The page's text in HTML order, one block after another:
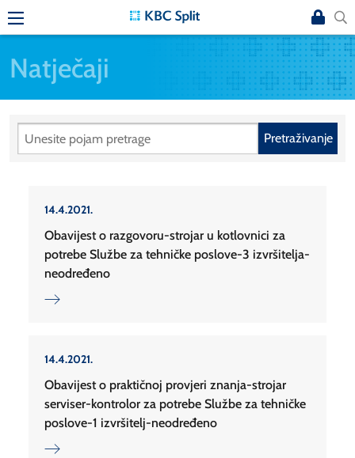
Natječaji
Pretraživanje
14.4.2021.
Obavijest o razgovoru-strojar u kotlovnici za
potrebe Službe za tehničke poslove-3 izvršitelja-
neodređeno
14.4.2021.
Obavijest o praktičnoj provjeri znanja-strojar
serviser-kontrolor za potrebe Službe za tehničke
poslove-1 izvršitelj-neodređeno